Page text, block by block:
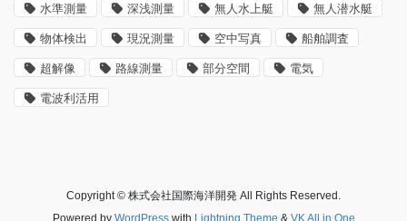
水準測量 深浅測量 無人水上艇 無人潜水艇
物体検出 現況測量 空中写真 船舶調査
超解像 路線測量 部分空間 電気
電波利活用
Copyright © 株式会社国際海洋開発 All Rights Reserved.
Powered by WordPresswith Lightning Theme & VK All in One